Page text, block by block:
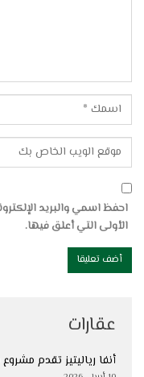
احفظ اسمي والبريد
الأولى التي أعلق فيها.
عقارات
أنفا رياليتيز تقدم